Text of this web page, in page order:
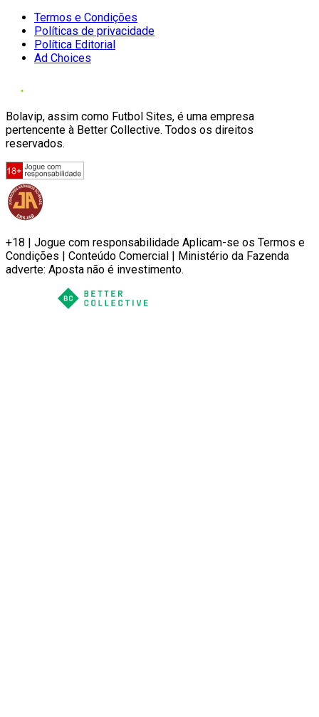
Termos e Condições
Políticas de privacidade
Política Editorial
Ad Choices
Bolavip, assim como Futbol Sites, é uma empresa
pertencente à Better Collective. Todos os direitos
reservados.
+18 | Jogue com responsabilidade Aplicam-se os Termos e
Condições | Conteúdo Comercial | Ministério da Fazenda
adverte: Aposta não é investimento.